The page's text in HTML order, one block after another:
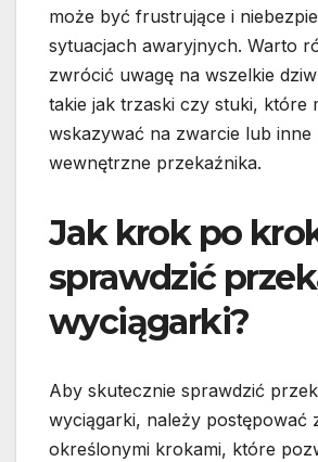
może być frustrujące i
sytuacjach awaryjnych. Warto
zwrócić uwagę na wszelkie
takie jak trzaski czy stuki, które
wskazywać na zwarcie lub
wewnętrzne przekaźnika.
Jak krok po
sprawdzić
wyciągarki?
Aby skutecznie sprawdzić
wyciągarki, należy postępować
określonymi krokami, które